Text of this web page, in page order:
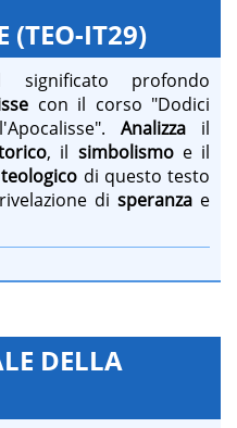
(TEO-IT29)
profondo
con il corso "Dodici
Analizza il
, il simbolismoe il
di questo testo
di speranza e
DELLA